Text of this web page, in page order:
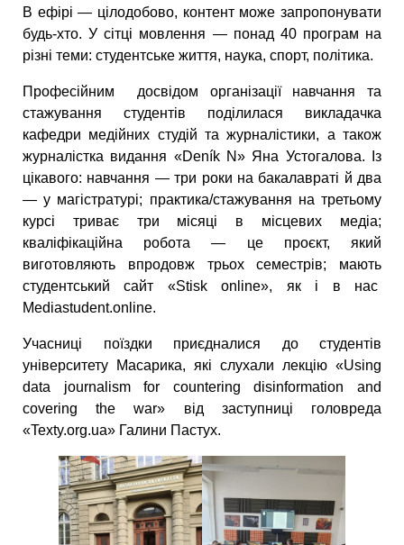
В ефірі — цілодобово, контент може запропонувати
будь-хто. У сітці мовлення — понад 40 програм на
різні теми: студентське життя, наука, спорт, політика.
Професійним досвідом організації навчання та
стажування студентів поділилася викладачка
кафедри медійних студій та журналістики, а також
журналістка видання «Deník N» Яна Устогалова. Із
цікавого: навчання — три роки на бакалавраті й два
— у магістратурі; практика/стажування на третьому
курсі триває три місяці в місцевих медіа;
кваліфікаційна робота — це проєкт, який
виготовляють впродовж трьох семестрів; мають
студентський сайт «Stisk online», як і в нас
Mediastudent.online.
Учасниці поїздки приєдналися до студентів
університету Масарика, які слухали лекцію «Using
data journalism for countering disinformation and
covering the war» від заступниці головреда
«Texty.org.ua» Галини Пастух.